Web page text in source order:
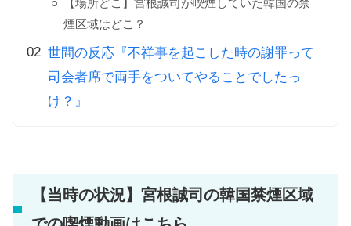
【場所どこ】宮根誠司が喫煙していた韓国の禁
煙区域はどこ？
世間の反応『不祥事を起こした時の謝罪って
司会者席で両手をついてやることでしたっ
け？』
【当時の状況】宮根誠司の韓国禁煙区域